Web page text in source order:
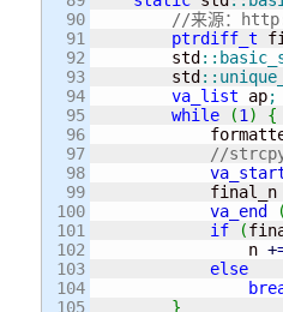
90
91
92
93
94
95
96
97
98
99
100
101
102
103
104
105
//来源：
ptrdiff_t
        std
::
        std
::
va_list ap;
while
(1)
{
//
va_end
(
if
(
                n
+
else
}